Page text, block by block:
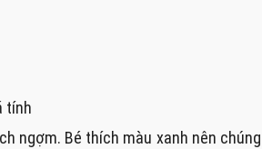
tính
ngợm. Bé thích màu xanh nên chúng